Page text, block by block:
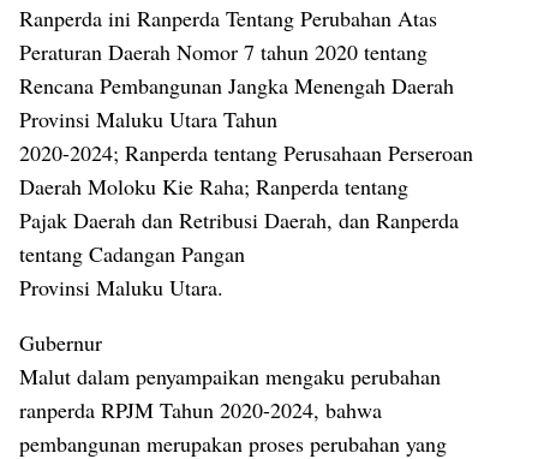
Ranperda ini Ranperda Tentang Perubahan Atas
Peraturan Daerah Nomor 7 tahun 2020 tentang
Rencana Pembangunan Jangka Menengah Daerah
Provinsi Maluku Utara Tahun
2020-2024; Ranperda tentang Perusahaan Perseroan
Daerah Moloku Kie Raha; Ranperda tentang
Pajak Daerah dan Retribusi Daerah, dan Ranperda
tentang Cadangan Pangan
Provinsi Maluku Utara.
Gubernur
Malut dalam penyampaikan mengaku perubahan
ranperda RPJM Tahun 2020-2024, bahwa
pembangunan merupakan proses perubahan yang